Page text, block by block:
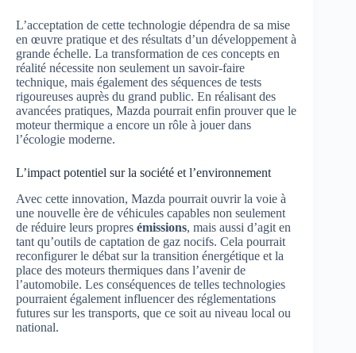
L’acceptation de cette technologie dépendra de sa mise
en œuvre pratique et des résultats d’un développement à
grande échelle. La transformation de ces concepts en
réalité nécessite non seulement un savoir-faire
technique, mais également des séquences de tests
rigoureuses auprès du grand public. En réalisant des
avancées pratiques, Mazda pourrait enfin prouver que le
moteur thermique a encore un rôle à jouer dans
l’écologie moderne.
L’impact potentiel sur la société et l’environnement
Avec cette innovation, Mazda pourrait ouvrir la voie à
une nouvelle ère de véhicules capables non seulement
de réduire leurs propres émissions, mais aussi d’agit en
tant qu’outils de captation de gaz nocifs. Cela pourrait
reconfigurer le débat sur la transition énergétique et la
place des moteurs thermiques dans l’avenir de
l’automobile. Les conséquences de telles technologies
pourraient également influencer des réglementations
futures sur les transports, que ce soit au niveau local ou
national.